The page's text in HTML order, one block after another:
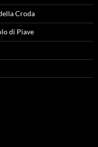
Croda
di Piave